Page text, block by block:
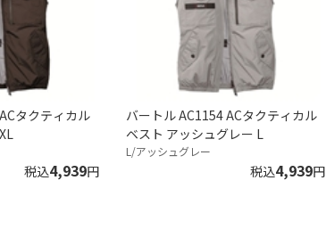
タクティカル
税込4,939円
バートル AC1154 ACタクティカル
ベスト アッシュグレー L
L/アッシュグレー
税込4,939円